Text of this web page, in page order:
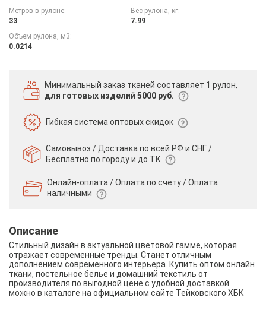
Метров в рулоне:
33
Вес рулона, кг:
7.99
Объем рулона, м3:
0.0214
Минимальный заказ тканей составляет 1 рулон,
для готовых изделий 5000 руб.
Гибкая системаоптовых скидок
Самовывоз / Доставка по всей РФ и СНГ /
Бесплатно по городу и до ТК
Онлайн-оплата / Оплата по счету /Оплата
наличными
Описание
Стильный дизайн в актуальной цветовой гамме, которая
отражает современные тренды. Станет отличным
дополнением современного интерьера. Купить оптом онлайн
ткани, постельное белье и домашний текстиль от
производителя по выгодной цене с удобной доставкой
можно в каталоге на официальном сайте Тейковского ХБК